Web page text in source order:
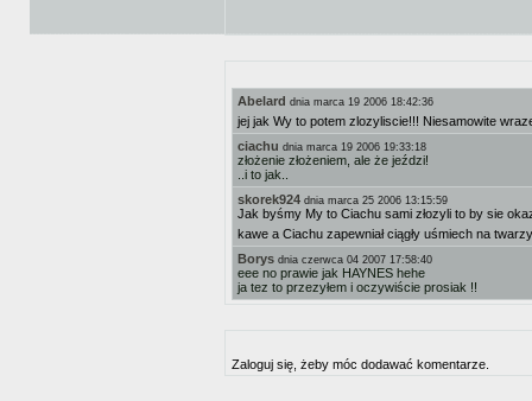
Abelard dnia marca 19 2006 18:42:36
jej jak Wy to potem zlozyliscie!!! Niesamowite
ciachu dnia marca 19 2006 19:33:18
złożenie złożeniem, ale że jeździ!
..i to jak..
skorek924 dnia marca 25 2006 13:15:59
Jak byśmy My to Ciachu sami złozyli to by sie
kawe a Ciachu zapewniał ciągły uśmiech na
Borys dnia czerwca 04 2007 17:58:40
eee no prawie jak HAYNES hehe
ja tez to przezyłem i oczywiście prosiak !!
Zaloguj się, żeby móc dodawać komentarze.